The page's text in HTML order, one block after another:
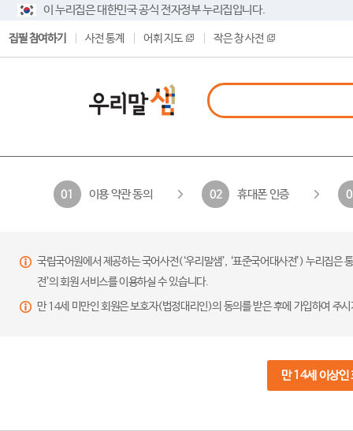
이 누리집은 대한민국 공식 전자정부 누리집입니다.
집필 참여하기 사전 통계 어휘 지도 작은 창 사전
01 이용 약관 동의 02 휴대폰 인증
국립국어원에서 제공하는 국어사전(‘우리말샘’, ‘표준국어대사전’) 누리집
전’의 회원 서비스를 이용하실 수 있습니다.
만 14세 미만인 회원은 보호자(법정대리인)의 동의를 받은 후에 가입하여 주
만 14세 이상인